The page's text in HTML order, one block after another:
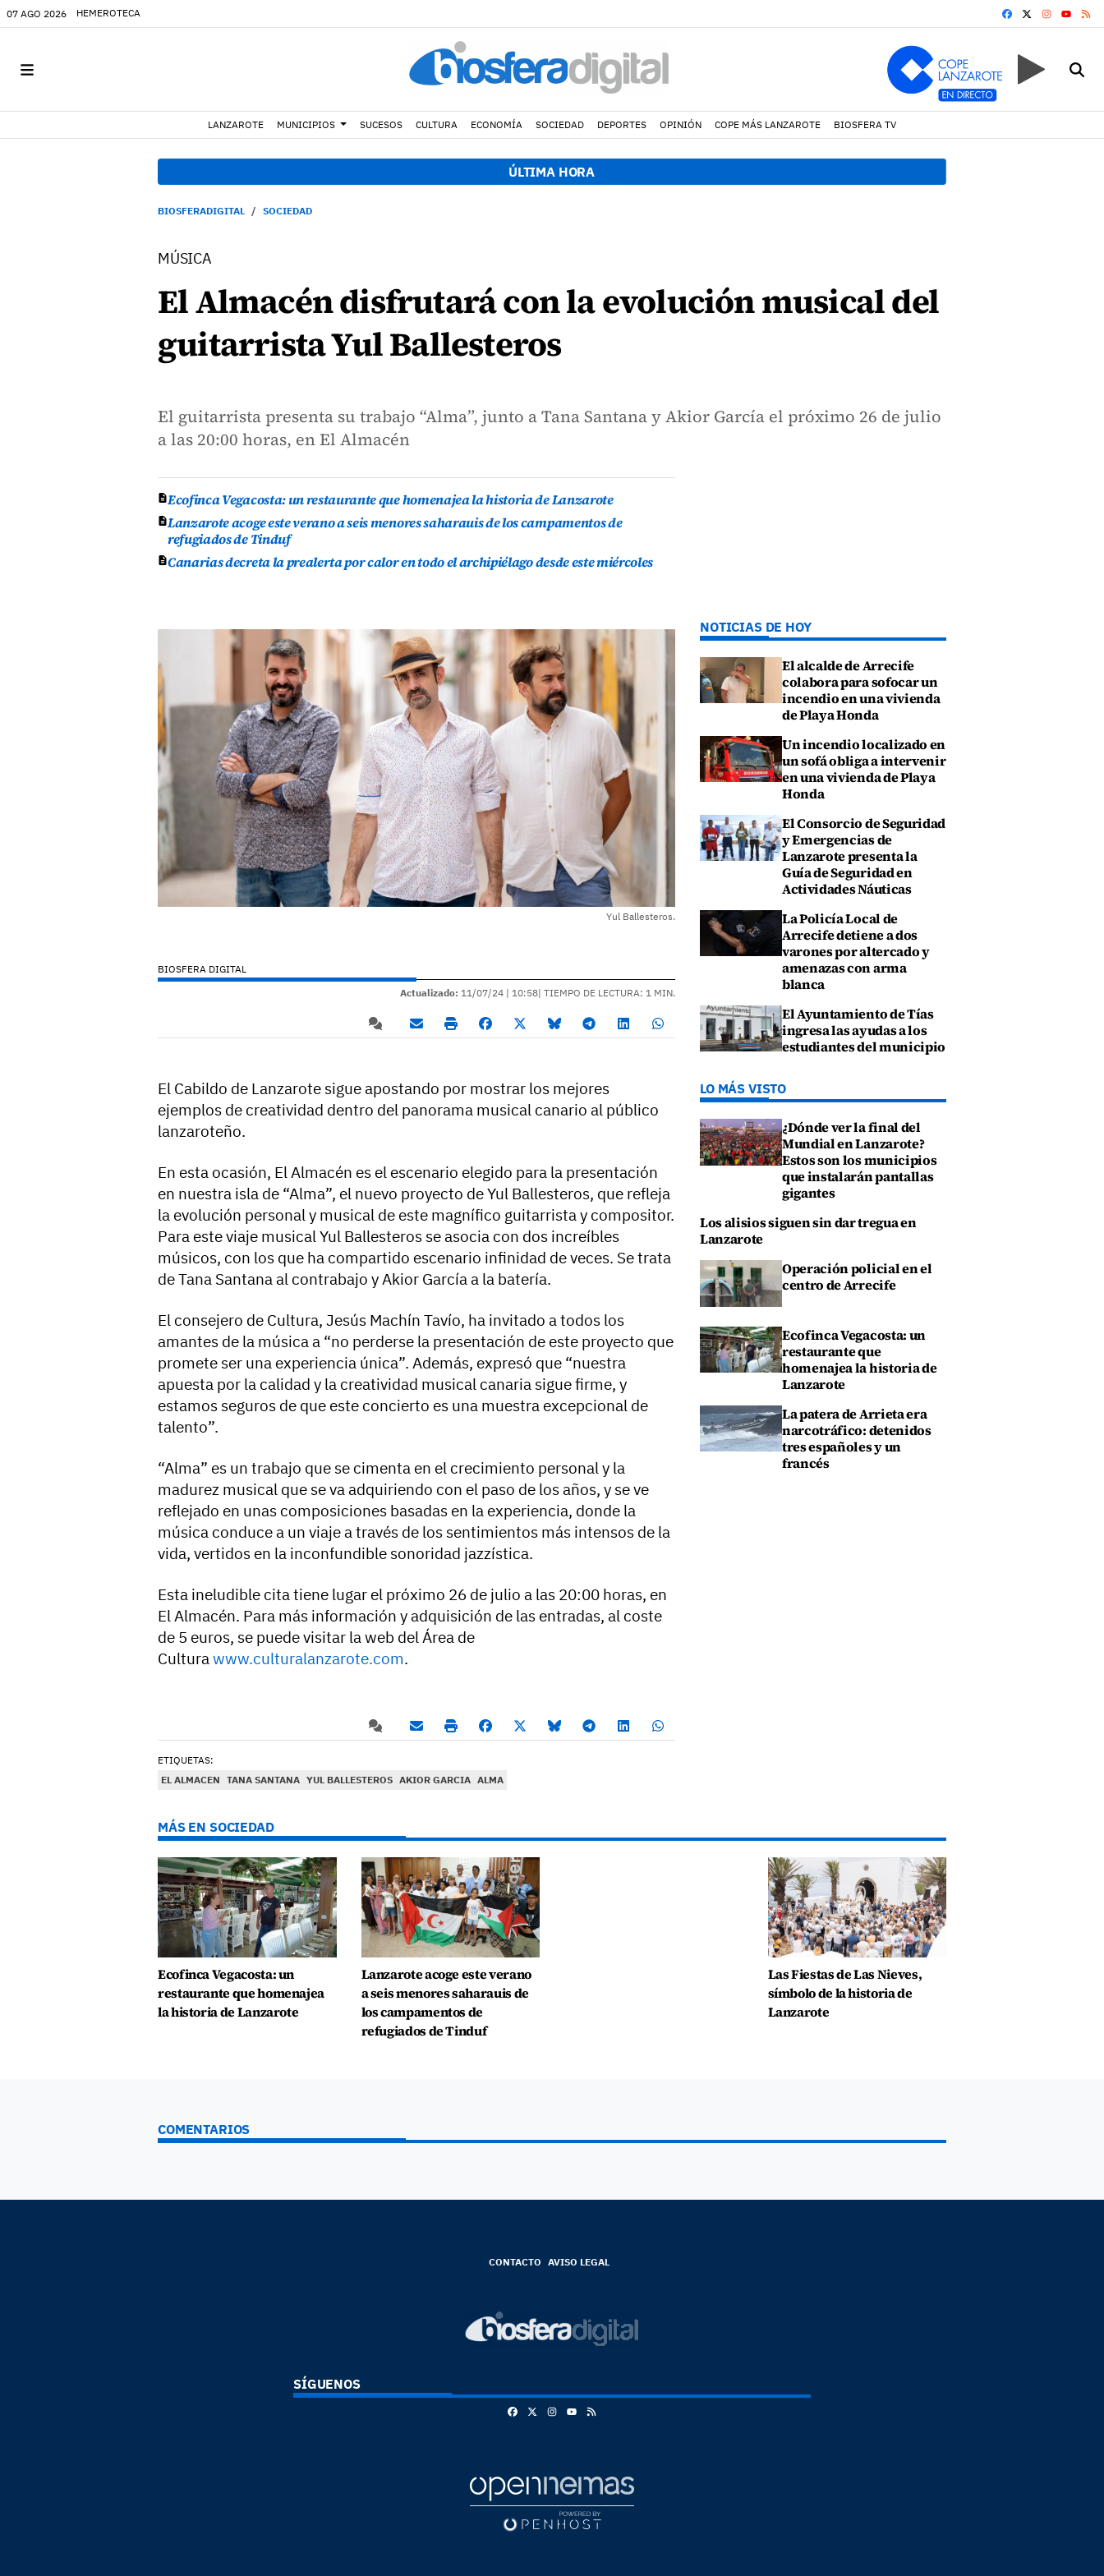
07 AGO 2026 HEMEROTECA FACEBOOK
YOUTUBE
LANZAROTE MUNICIPIOS SUCESOS CULTURA ECONOMÍA SOCIEDAD DEPORTES OPINIÓN COPE MÁS LANZAROTE BIOSFERA TV
ÚLTIMA HORA
BIOSFERADIGITAL SOCIEDAD
MÚSICA
El Almacén disfrutará con la evolución musical del
guitarrista Yul Ballesteros
El guitarrista presenta su trabajo “Alma”, junto a Tana Santana y Akior García el próximo 26 de julio
a las 20:00 horas, en El Almacén
Ecofinca Vegacosta: un restaurante que homenajea la historia de Lanzarote
Lanzarote acoge este verano a seis menores saharauis de los campamentos de
refugiados de Tinduf
Canarias decreta la prealerta por calor en todo el archipiélago desde este miércoles
Yul Ballesteros.
BIOSFERA DIGITAL
Actualizado: 11/07/24 | 10:58| TIEMPO DE LECTURA: 1 MIN.
El Cabildo de Lanzarote sigue apostando por mostrar los mejores
ejemplos de creatividad dentro del panorama musical canario al público
lanzaroteño.
En esta ocasión, El Almacén es el escenario elegido para la presentación
en nuestra isla de “Alma”, el nuevo proyecto de Yul Ballesteros, que refleja
la evolución personal y musical de este magnífico guitarrista y compositor.
Para este viaje musical Yul Ballesteros se asocia con dos increíbles
músicos, con los que ha compartido escenario infinidad de veces. Se trata
de Tana Santana al contrabajo y Akior García a la batería.
El consejero de Cultura, Jesús Machín Tavío, ha invitado a todos los
amantes de la música a “no perderse la presentación de este proyecto que
promete ser una experiencia única”. Además, expresó que “nuestra
apuesta por la calidad y la creatividad musical canaria sigue firme, y
estamos seguros de que este concierto es una muestra excepcional de
talento”.
“Alma” es un trabajo que se cimenta en el crecimiento personal y la
madurez musical que se va adquiriendo con el paso de los años, y se ve
reflejado en unas composiciones basadas en la experiencia, donde la
música conduce a un viaje a través de los sentimientos más intensos de la
vida, vertidos en la inconfundible sonoridad jazzística.
Esta ineludible cita tiene lugar el próximo 26 de julio a las 20:00 horas, en
El Almacén. Para más información y adquisición de las entradas, al coste
de 5 euros, se puede visitar la web del Área de
Culturawww.culturalanzarote.com.
ETIQUETAS:
EL ALMACEN TANA SANTANA YUL BALLESTEROS AKIOR GARCIA ALMA
NOTICIAS DE HOY
El alcalde de Arrecife
colabora para sofocar un
incendio en una vivienda
de Playa Honda
Un incendio localizado en
un sofá obliga a intervenir
en una vivienda de Playa
Honda
El Consorcio de Seguridad
y Emergencias de
Lanzarote presenta la
Guía de Seguridad en
Actividades Náuticas
La Policía Local de
Arrecife detiene a dos
varones por altercado y
amenazas con arma
blanca
El Ayuntamiento de Tías
ingresa las ayudas a los
estudiantes del municipio
LO MÁS VISTO
¿Dónde ver la final del
Mundial en Lanzarote?
Estos son los municipios
que instalarán pantallas
gigantes
Los alisios siguen sin dar tregua en
Lanzarote
Operación policial en el
centro de Arrecife
Ecofinca Vegacosta: un
restaurante que
homenajea la historia de
Lanzarote
La patera de Arrieta era
narcotráfico: detenidos
tres españoles y un
francés
MÁS EN SOCIEDAD
Ecofinca Vegacosta: un
restaurante que homenajea
la historia de Lanzarote
Lanzarote acoge este verano
a seis menores saharauis de
los campamentos de
refugiados de Tinduf
Las Fiestas de Las Nieves,
símbolo de la historia de
Lanzarote
COMENTARIOS
CONTACTO AVISO LEGAL
SÍGUENOS
FacebookInstagram